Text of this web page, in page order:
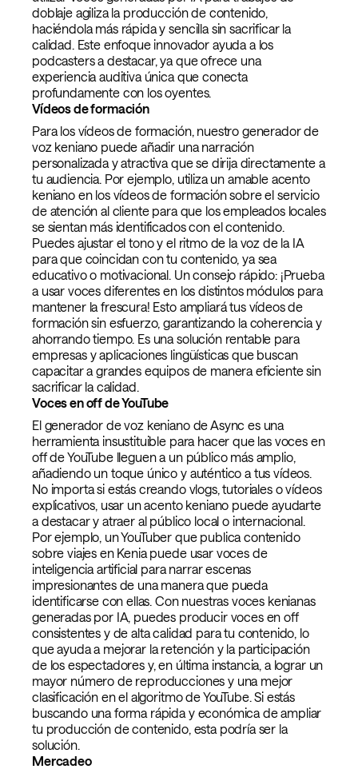
doblaje agiliza la producción de contenido,
haciéndola más rápida y sencilla sin sacrificar la
calidad. Este enfoque innovador ayuda a los
podcasters a destacar, ya que ofrece una
experiencia auditiva única que conecta
profundamente con los oyentes.
Vídeos de formación
Para los vídeos de formación, nuestro generador de
voz keniano puede añadir una narración
personalizada y atractiva que se dirija directamente a
tu audiencia. Por ejemplo, utiliza un amable acento
keniano en los vídeos de formación sobre el servicio
de atención al cliente para que los empleados locales
se sientan más identificados con el contenido.
Puedes ajustar el tono y el ritmo de la voz de la IA
para que coincidan con tu contenido, ya sea
educativo o motivacional. Un consejo rápido: ¡Prueba
a usar voces diferentes en los distintos módulos para
mantener la frescura! Esto ampliará tus vídeos de
formación sin esfuerzo, garantizando la coherencia y
ahorrando tiempo. Es una solución rentable para
empresas y aplicaciones lingüísticas que buscan
capacitar a grandes equipos de manera eficiente sin
sacrificar la calidad.
Voces en off de YouTube
El generador de voz keniano de Async es una
herramienta insustituible para hacer que las voces en
off de YouTube lleguen a un público más amplio,
añadiendo un toque único y auténtico a tus vídeos.
No importa si estás creando vlogs, tutoriales o vídeos
explicativos, usar un acento keniano puede ayudarte
a destacar y atraer al público local o internacional.
Por ejemplo, un YouTuber que publica contenido
sobre viajes en Kenia puede usar voces de
inteligencia artificial para narrar escenas
impresionantes de una manera que pueda
identificarse con ellas. Con nuestras voces kenianas
generadas por IA, puedes producir voces en off
consistentes y de alta calidad para tu contenido, lo
que ayuda a mejorar la retención y la participación
de los espectadores y, en última instancia, a lograr un
mayor número de reproducciones y una mejor
clasificación en el algoritmo de YouTube. Si estás
buscando una forma rápida y económica de ampliar
tu producción de contenido, esta podría ser la
solución.
Mercadeo